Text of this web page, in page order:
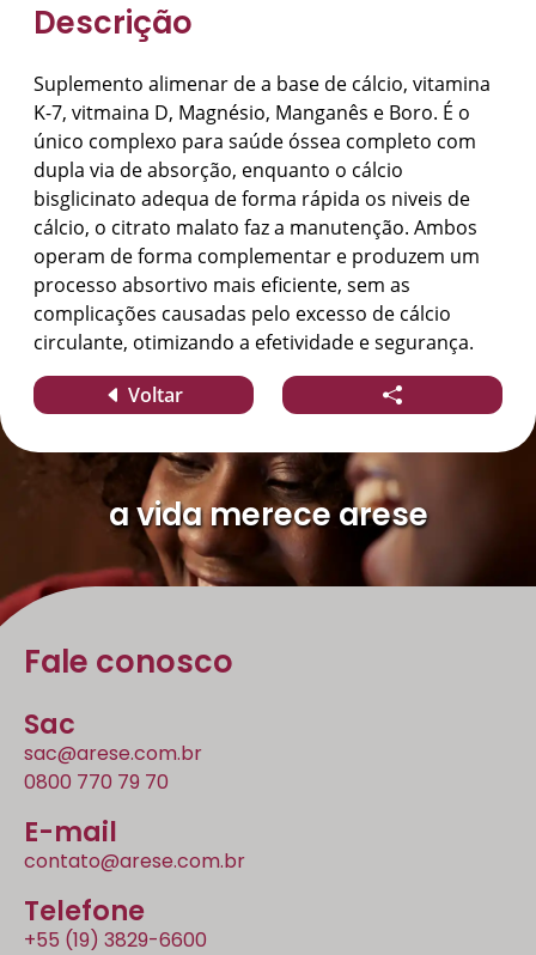
Descrição
Suplemento alimenar de a base de cálcio, vitamina
K-7, vitmaina D, Magnésio, Manganês e Boro. É o
único complexo para saúde óssea completo com
dupla via de absorção, enquanto o cálcio
bisglicinato adequa de forma rápida os niveis de
cálcio, o citrato malato faz a manutenção. Ambos
operam de forma complementar e produzem um
processo absortivo mais eficiente, sem as
complicações causadas pelo excesso de cálcio
circulante, otimizando a efetividade e segurança.
Voltar
a vida merece arese
Fale conosco
Sac
sac@arese.com.br
0800 770 79 70
E-mail
contato@arese.com.br
Telefone
+55 (19) 3829-6600